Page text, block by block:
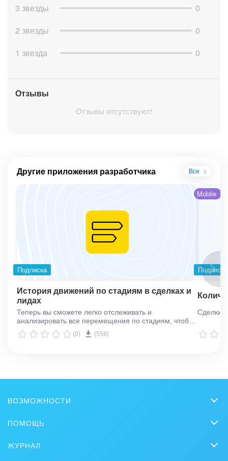
3 звезды
0
2 звезды
0
1 звезда
0
Отзывы
Отзывы отсутствуют!
Другие приложения разработчика Все
Подписка
История движений по стадиям в сделках и
лидах
Теперь вы сможете легко отслеживать и
анализировать все перемещения по стадиям, чтобы
улучшить контроль и повысить продуктивность.
(0) (559)
Mobile
Подписка
Сделки
ВОЗМОЖНОСТИ
Онлайн-офис
Видеозвонки HD
ПОМОЩЬ
ЖУРНАЛ